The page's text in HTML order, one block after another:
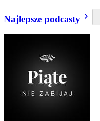
Najlepsze podcasty